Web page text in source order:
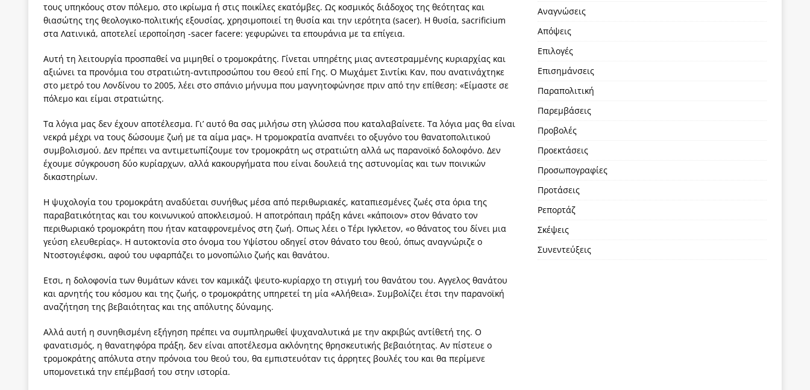
τους υπηκόους στον πόλεμο, στο ικρίωμα ή στις ποικίλες εκατόμβες. Ως κοσμικός διάδοχος της θεότητας και
θιασώτης της θεολογικο-πολιτικής εξουσίας, χρησιμοποιεί τη θυσία και την ιερότητα (sacer). Η θυσία, sacrificium
στα Λατινικά, αποτελεί ιεροποίηση -sacer facere: γεφυρώνει τα επουράνια με τα επίγεια.
Αυτή τη λειτουργία προσπαθεί να μιμηθεί ο τρομοκράτης. Γίνεται υπηρέτης μιας αντεστραμμένης κυριαρχίας και
αξιώνει τα προνόμια του στρατιώτη-αντιπροσώπου του Θεού επί Γης. Ο Μωχάμετ Σιντίκι Καν, που ανατινάχτηκε
στο μετρό του Λονδίνου το 2005, λέει στο σπάνιο μήνυμα που μαγνητοφώνησε πριν από την επίθεση: «Είμαστε σε
πόλεμο και είμαι στρατιώτης.
Τα λόγια μας δεν έχουν αποτέλεσμα. Γι’ αυτό θα σας μιλήσω στη γλώσσα που καταλαβαίνετε. Τα λόγια μας θα είναι
νεκρά μέχρι να τους δώσουμε ζωή με τα αίμα μας». Η τρομοκρατία αναπνέει το οξυγόνο του θανατοπολιτικού
συμβολισμού. Δεν πρέπει να αντιμετωπίζουμε τον τρομοκράτη ως στρατιώτη αλλά ως παρανοϊκό δολοφόνο. Δεν
έχουμε σύγκρουση δύο κυρίαρχων, αλλά κακουργήματα που είναι δουλειά της αστυνομίας και των ποινικών
δικαστηρίων.
Η ψυχολογία του τρομοκράτη αναδύεται συνήθως μέσα από περιθωριακές, καταπιεσμένες ζωές στα όρια της
παραβατικότητας και του κοινωνικού αποκλεισμού. Η αποτρόπαιη πράξη κάνει «κάποιον» στον θάνατο τον
περιθωριακό τρομοκράτη που ήταν καταφρονεμένος στη ζωή. Οπως λέει ο Τέρι Ιγκλετον, «ο θάνατος του δίνει μια
γεύση ελευθερίας». Η αυτοκτονία στο όνομα του Υψίστου οδηγεί στον θάνατο του θεού, όπως αναγνώριζε ο
Ντοστογιέφσκι, αφού του υφαρπάζει το μονοπώλιο ζωής και θανάτου.
Ετσι, η δολοφονία των θυμάτων κάνει τον καμικάζι ψευτο-κυρίαρχο τη στιγμή του θανάτου του. Αγγελος θανάτου
και αρνητής του κόσμου και της ζωής, ο τρομοκράτης υπηρετεί τη μία «Αλήθεια». Συμβολίζει έτσι την παρανοϊκή
αναζήτηση της βεβαιότητας και της απόλυτης δύναμης.
Αλλά αυτή η συνηθισμένη εξήγηση πρέπει να συμπληρωθεί ψυχαναλυτικά με την ακριβώς αντίθετή της. Ο
φανατισμός, η θανατηφόρα πράξη, δεν είναι αποτέλεσμα ακλόνητης θρησκευτικής βεβαιότητας. Αν πίστευε ο
τρομοκράτης απόλυτα στην πρόνοια του θεού του, θα εμπιστευόταν τις άρρητες βουλές του και θα περίμενε
υπομονετικά την επέμβασή του στην ιστορία.
Αναγνώσεις
Απόψεις
Επιλογές
Επισημάνσεις
Παραπολιτική
Παρεμβάσεις
Προβολές
Προεκτάσεις
Προσωπογραφίες
Προτάσεις
Ρεπορτάζ
Σκέψεις
Συνεντεύξεις